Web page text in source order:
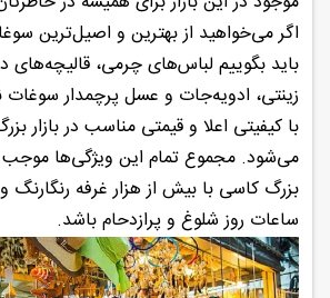
اگر می‌خواهید از بهترین و اصیل‌ترین
باید بگوییم لباس‌های چرمی، قالیچه‌های
زینتی، ادویه‌جات و عسل پرچمدار سوغات
با کیفیتی اعلا و قیمتی مناسب در بازار
می‌شود. مجموع تمام این ویژگی‌ها موجب
بزرگ کاسی با بیش از هزار غرفه رنگارنگ
ساعات روز شلوغ و پرازدحام باشد.